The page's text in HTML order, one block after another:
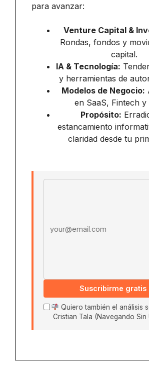
para avanzar:
Venture Capital &
Rondas, fondos y
capital.
IA & Tecnología:
y herramientas de
Modelos de Negocio:
en SaaS, Fintech y
Propósito:
estancamiento
claridad desde tu
Suscribirme gratis
Quiero también el análisis
Cristian Tala (Navegando Sin